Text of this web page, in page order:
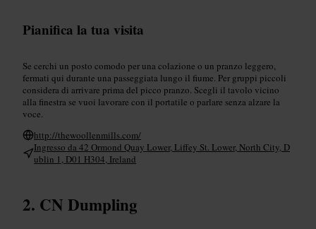
Pianifica la tua visita
Se cerchi un posto comodo per una colazione o un pranzo leggero,
fermati qui durante una passeggiata lungo il fiume. Per gruppi piccoli
considera di arrivare prima del picco pranzo. Scegli il tavolo vicino
alla finestra se vuoi lavorare con il portatile o parlare senza alzare la
voce.
http://thewoollenmills.com/
Ingresso da 42 Ormond Quay Lower, Liffey St. Lower, North City, D
ublin 1, D01 H304, Ireland
CN Dumpling